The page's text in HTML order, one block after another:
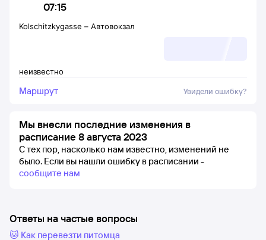
07:15
неизвестно
Kolschitzkygasse – Автовокзал
Маршрут Увидели ошибку?
Мы внесли последние изменения в
расписание 8 августа 2023
С тех пор, насколько нам известно, изменений не
было. Если вы нашли ошибку в расписании -
сообщите нам
Ответы на частые вопросы
🐱 Как перевезти питомца